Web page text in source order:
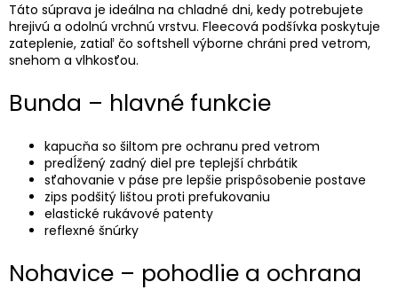
Táto súprava je ideálna na chladné dni, kedy potrebujete
hrejivú a odolnú vrchnú vrstvu. Fleecová podšívka poskytuje
zateplenie, zatiaľ čo softshell výborne chráni pred vetrom,
snehom a vlhkosťou.
Bunda – hlavné funkcie
kapucňa so šiltom pre ochranu pred vetrom
predĺžený zadný diel pre teplejší chrbátik
sťahovanie v páse pre lepšie prispôsobenie postave
zips podšitý lištou proti prefukovaniu
elastické rukávové patenty
reflexné šnúrky
Nohavice – pohodlie a ochrana